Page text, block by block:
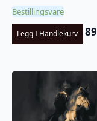
Bestillingsvare
Legg I Handlekurv 89